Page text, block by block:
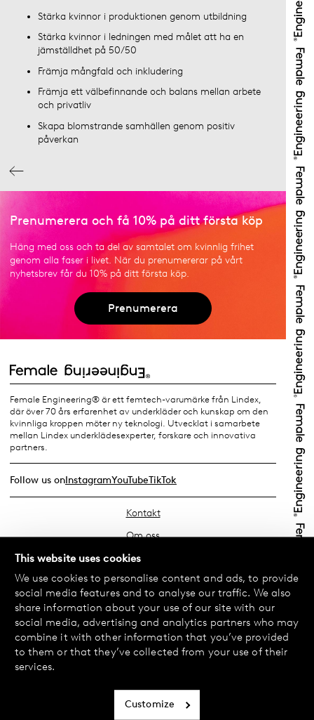
This website uses cookies
We use cookies to personalise content and ads, to provide
social media features and to analyse our traffic. We also
share information about your use of our site with our
social media, advertising and analytics partners who may
combine it with other information that you’ve provided
to them or that they’ve collected from your use of their
services.
Customize
Stärka kvinnor i produktionen genom utbildning
Stärka kvinnor i ledningen med målet att ha en
jämställdhet på 50/50
Främja mångfald och inkludering
Främja ett välbefinnande och balans mellan arbete
och privatliv
Skapa blomstrande samhällen genom positiv
påverkan
Prenumerera och få 10% på ditt första köp
Häng med oss och ta del av samtalet om kvinnlig frihet
genom alla faser i livet. När du prenumererar på vårt
nyhetsbrev får du 10% på ditt första köp.
Prenumerera
Female Engineering® är ett femtech-varumärke från Lindex,
där över 70 års erfarenhet av underkläder och kunskap om den
kvinnliga kroppen möter ny teknologi. Utvecklat i samarbete
mellan Lindex underklädesexperter, forskare och innovativa
partners.
Follow us onInstagramYouTubeTikTok
Kontakt
Om oss
Hitta din butik
FAQ
Köpvillkor
Integritetspolicy
Byte & Retur
Cookiepolicy